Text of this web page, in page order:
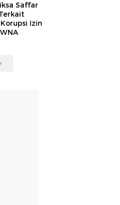
Saffar
Izin